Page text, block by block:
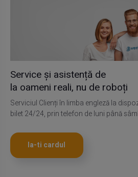
Service și asistență de
la oameni reali, nu de roboți
Serviciul Clienți în limba engleză la
bilet 24/24, prin telefon de luni până
Ia-ti cardul